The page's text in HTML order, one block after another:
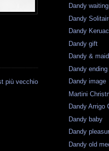
più vecchio
Dandy
Dandy
Dandy Keruac
Dandy gift
Dandy &
Dandy ending
Dandy image
Martini
Dandy Arrigo
Dandy baby
Dandy
Dandy old